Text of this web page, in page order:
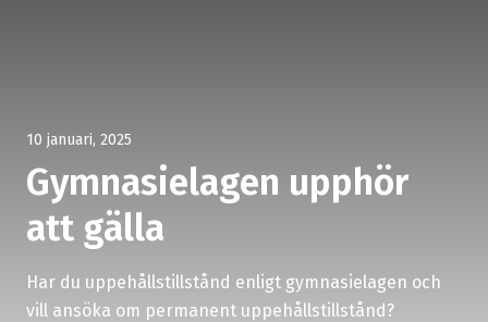
10 januari, 2025
Gymnasielagen upphör
att gälla
Har du uppehållstillstånd enligt gymnasielagen och
vill ansöka om permanent uppehållstillstånd?